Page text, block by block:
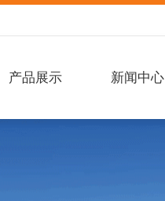
产品展示 新闻中心